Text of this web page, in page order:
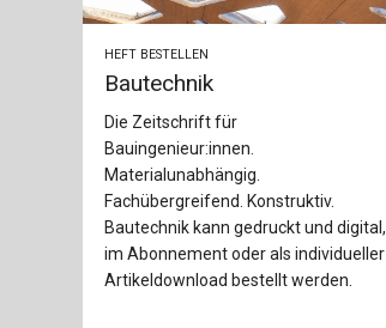
Mauerwerkbau
Sachbuch
Stahlbau
Tunnelbau
HEFT BESTELLEN
Bautechnik
Die Zeitschrift für
Bauingenieur:innen.
Materialunabhängig.
Fachübergreifend. Konstruktiv.
Bautechnik kann gedruckt und digital,
im Abonnement oder als individueller
Artikeldownload bestellt werden.